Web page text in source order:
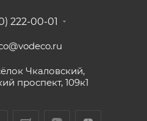
222-00-01
Чкаловский,
проспект, 109к1